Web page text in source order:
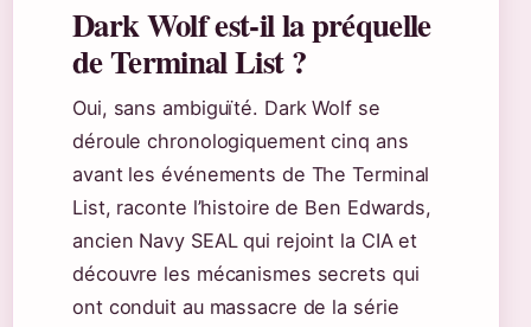
Dark Wolf est-il la préquelle
de Terminal List ?
Oui, sans ambiguïté. Dark Wolf se
déroule chronologiquement cinq ans
avant les événements de The Terminal
List, raconte l’histoire de Ben Edwards,
ancien Navy SEAL qui rejoint la CIA et
découvre les mécanismes secrets qui
ont conduit au massacre de la série